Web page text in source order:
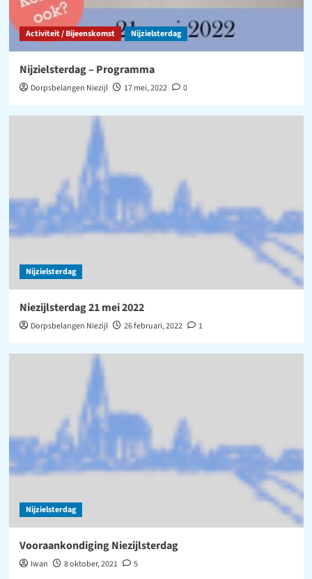
Activiteit / Bijeenskomst Nijzielsterdag
Nijzielsterdag – Programma
Dorpsbelangen Niezijl 17 mei, 2022 0
Nijzielsterdag
Niezijlsterdag 21 mei 2022
Dorpsbelangen Niezijl 26 februari, 2022 1
Nijzielsterdag
Vooraankondiging Niezijlsterdag
Iwan 8 oktober, 2021 5